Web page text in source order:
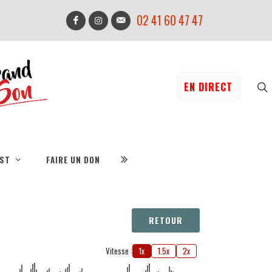
02 41 60 47 47
EN DIRECT
FAIRE UN DON
RETOUR
Vitesse : 1x 1.5x 2x